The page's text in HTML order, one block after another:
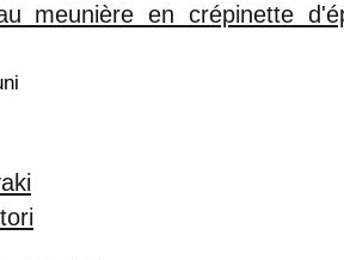
meunière en crépinette